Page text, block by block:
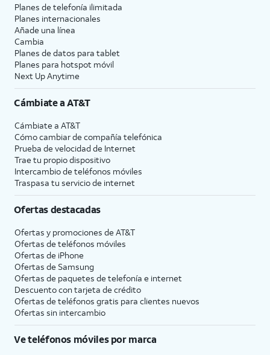
Planes de telefonía ilimitada
Planes internacionales
Añade una línea
Cambia
Planes de datos para tablet
Planes para hotspot móvil
Next Up Anytime
Cámbiate aAT&T
Cámbiate a AT&T
Cómo cambiar de compañía telefónica
Prueba de velocidad de Internet
Trae tu propio dispositivo
Intercambio de teléfonos móviles
Traspasa tu servicio de internet
Ofertas destacadas
Ofertas y promociones de AT&T
Ofertas de teléfonos móviles
Ofertas de iPhone
Ofertas de Samsung
Ofertas de paquetes de telefonía e internet
Descuento con tarjeta de crédito
Ofertas de teléfonos gratis para clientes nuevos
Ofertas sin intercambio
Ve teléfonos móviles por marca